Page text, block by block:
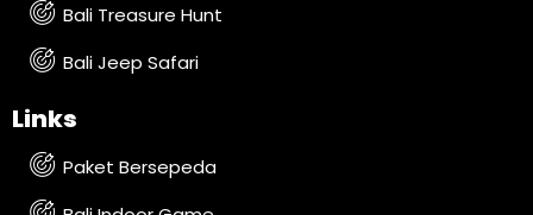
Bali Treasure Hunt
Bali Jeep Safari
Links
Paket Bersepeda